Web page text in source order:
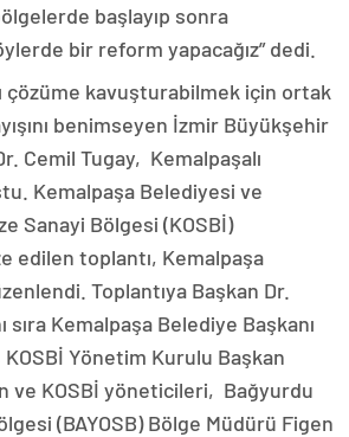
başlayıp sonra
bir reform yapacağız” dedi.
çözüme kavuşturabilmek için ortak
benimseyen İzmir Büyükşehir
Cemil Tugay, Kemalpaşalı
Kemalpaşa Belediyesi ve
Sanayi Bölgesi (KOSBİ)
edilen toplantı, Kemalpaşa
Toplantıya Başkan Dr.
sıra Kemalpaşa Belediye Başkanı
Yönetim Kurulu Başkan
ve KOSBİ yöneticileri, Bağyurdu
(BAYOSB) Bölge Müdürü Figen